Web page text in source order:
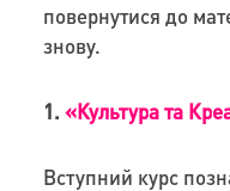
повернутися до
знову.
1. «Культура та
Вступний курс